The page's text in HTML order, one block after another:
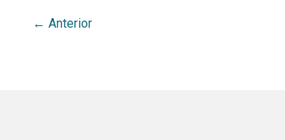
← Anterior